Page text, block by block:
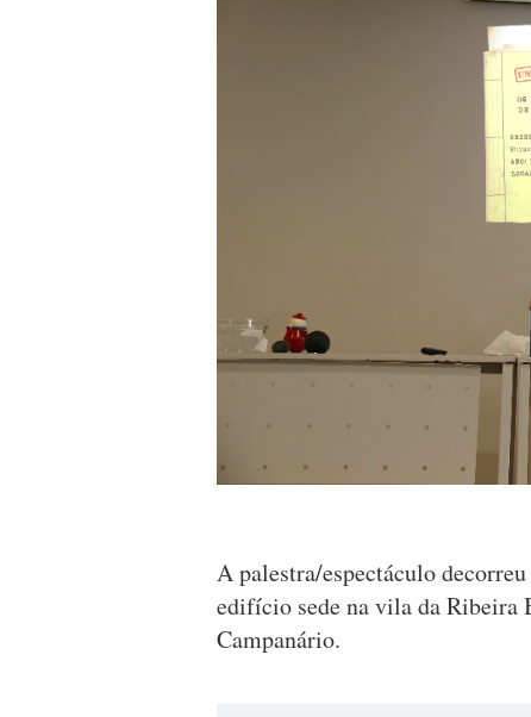
A palestra/espectáculo
edifício sede na vila da Ribeira
Campanário.